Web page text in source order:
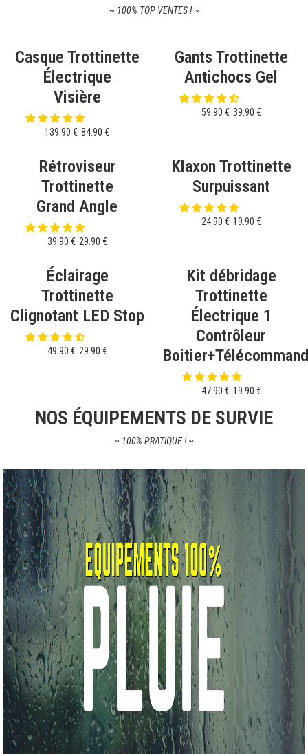
~ 100% TOP VENTES ! ~
Casque Trottinette
Électrique
Visière
139.90 € 84.90 €
Gants Trottinette
Antichocs Gel
59.90 € 39.90 €
Rétroviseur
Trottinette
Grand Angle
39.90 € 29.90 €
Klaxon Trottinette
Surpuissant
24.90 € 19.90 €
Éclairage
Trottinette
Clignotant LED Stop
49.90 € 29.90 €
Kit débridage
Trottinette
Électrique 1
Contrôleur
47.90 € 19.90 €
NOS ÉQUIPEMENTS DE SURVIE
~ 100% PRATIQUE ! ~